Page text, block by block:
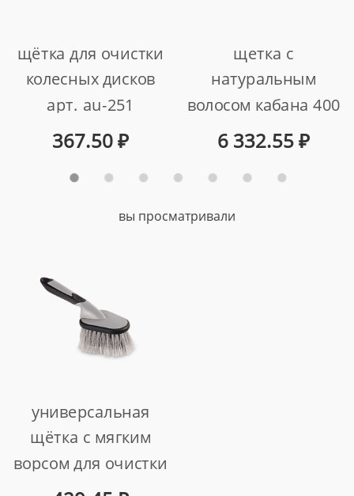
щётка для очистки
колесных дисков
арт. au-251
367.50₽
щетка с
натуральным
волосом кабана 400
mm
6 332.55₽
вы просматривали
универсальная
щётка с мягким
ворсом для очистки
поверхностей